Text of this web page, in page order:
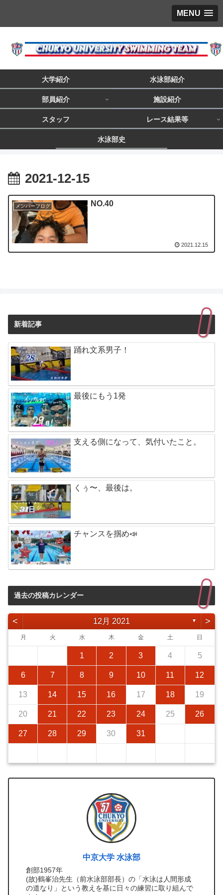
MENU
大学紹介 水泳部紹介
部員紹介 施設紹介
スタッフ レース結果等
水泳部史
2021-12-15
メンバーブログ NO.40
2021.12.15
新着記事
踊れ文系男子！
最後にもう1発
支える側になって、気付いたこと。
くぅ〜、最後は。
チャンスを掴め📣
過去の投稿カレンダー
< 12月 2021 ▼ >
月 火 水 木 金 土 日
1 2 3 4 5
6 7 8 9 10 11 12
13 14 15 16 17 18 19
20 21 22 23 24 25 26
27 28 29 30 31
中京大学 水泳部
創部1957年
(故)鶴峯治先生（前水泳部部長）の「水泳は人間形成
の道なり」という教えを基に日々の練習に取り組んで